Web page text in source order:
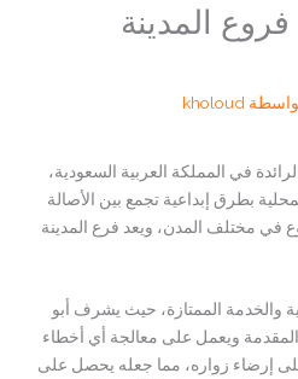
المدينة
kholoud
في المملكة العربية السعودية،
بطرق إبداعية تجمع بين الأصالة
في مختلف المدن، ويعد فرع المدينة
والخدمة الممتازة، حيث يشرف أبو
ويعمل على معالجة أي أخطاء
إرضاء زواره، مما جعله يحصل على